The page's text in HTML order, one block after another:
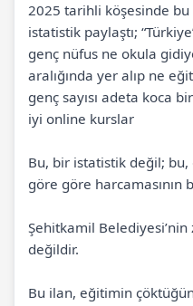
2025 tarihli köşesinde
istatistik paylaştı;
genç nüfus ne okula
aralığında yer alıp ne
genç sayısı adeta koca
iyi online kurslar
Bu, bir istatistik değil; bu,
göre göre harcamasının
Şehitkamil Belediyesi’nin
değildir.
Bu ilan, eğitimin